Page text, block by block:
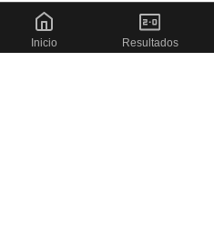
Inicio Resultados